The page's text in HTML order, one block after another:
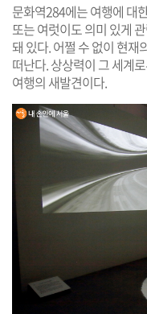
문화역284에는 여행에 대
또는 여럿이도 의미 있게
돼 있다. 어쩔 수 없이 현재
떠난다. 상상력이 그 세계
여행의 새발견이다.